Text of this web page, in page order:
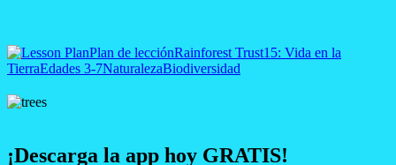
Plan de lecciónRainforest Trust15: Vida en la
TierraEdades 3-7NaturalezaBiodiversidad
¡Descarga la app hoy GRATIS!